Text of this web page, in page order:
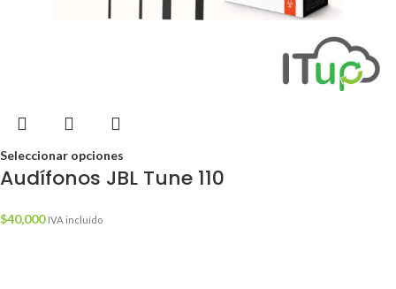
Seleccionar opciones
Audífonos JBL Tune 110
$40,000 IVA incluído